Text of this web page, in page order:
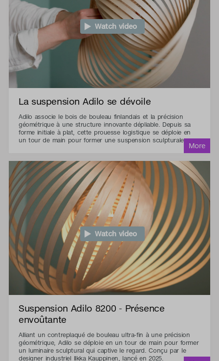
Watch video
La suspension Adilo se dévoile
Adilo associe le bois de bouleau finlandais et la précision
géométrique à une structure innovante dépliable. Depuis sa
forme initiale à plat, cette prouesse logistique se déploie en
un tour de main pour former une suspension sculpturale.
Watch video
Suspension Adilo 8200 - Présence
envoûtante
Alliant un contreplaqué de bouleau ultra-fin à une précision
géométrique, Adilo se déploie en un tour de main pour former
un luminaire sculptural qui captive le regard. Conçu par le
designer industriel Ilkka Kauppinen, lancé en 2025.